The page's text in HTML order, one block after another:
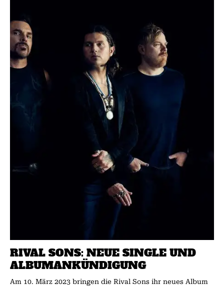
RIVAL SONS: NEUE SINGLE UND
ALBUMANKÜNDIGUNG
Am 10. März 2023 bringen die Rival Sons ihr neues Album